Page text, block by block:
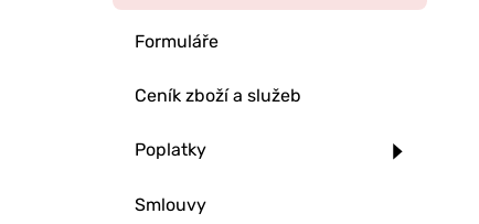
Formuláře
Ceník zboží a služeb
Poplatky
Smlouvy